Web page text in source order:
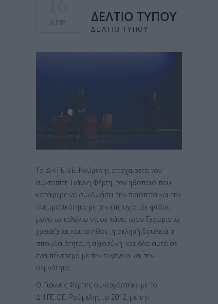
ΑΠΡ ΔΕΛΤΙΟ ΤΥΠΟΥ
ΔΕΛΤΊΟ ΤΎΠΟΥ
Το ΔΗ.ΠΕ.ΘΕ. Ρούμελης αποχαιρετά τον
συντοπίτη Γιάννη Φέρτη, τον ηθοποιό που
κατάφερε να συνδυάσει την ποιότητα και την
πνευματικότητα με την επιτυχία .Δε φτάνει
μόνο το ταλέντο να σε κάνει τόσο ξεχωριστό,
χρειάζεται και το ήθος ,η σκληρή δουλειά ,η
σπουδαιότητα, η αξιοσύνη και όλα αυτά σε
ένα πάντρεμα με την ευγένεια και την
σεμνότητα.
Ο Γιάννης Φέρτης συνεργάστηκε με το
ΔΗ.ΠΕ.ΘΕ. Ρούμελης το 2012, με την